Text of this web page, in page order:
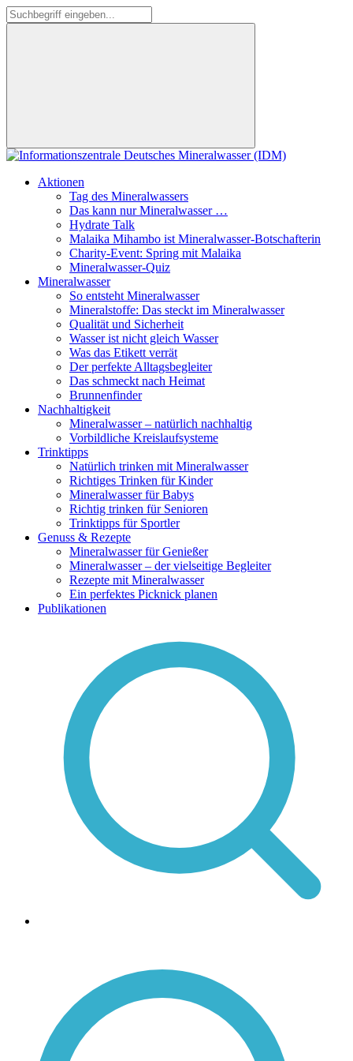
Aktionen
Tag des Mineralwassers
Das kann nur Mineralwasser …
Hydrate Talk
Malaika Mihambo ist Mineralwasser-Botschafterin
Charity-Event: Spring mit Malaika
Mineralwasser-Quiz
Mineralwasser
So entsteht Mineralwasser
Mineralstoffe: Das steckt im Mineralwasser
Qualität und Sicherheit
Wasser ist nicht gleich Wasser
Was das Etikett verrät
Der perfekte Alltagsbegleiter
Das schmeckt nach Heimat
Brunnenfinder
Nachhaltigkeit
Mineralwasser – natürlich nachhaltig
Vorbildliche Kreislaufsysteme
Trinktipps
Natürlich trinken mit Mineralwasser
Richtiges Trinken für Kinder
Mineralwasser für Babys
Richtig trinken für Senioren
Trinktipps für Sportler
Genuss & Rezepte
Mineralwasser für Genießer
Mineralwasser – der vielseitige Begleiter
Rezepte mit Mineralwasser
Ein perfektes Picknick planen
Publikationen